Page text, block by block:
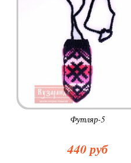
Футляр-5
440 руб